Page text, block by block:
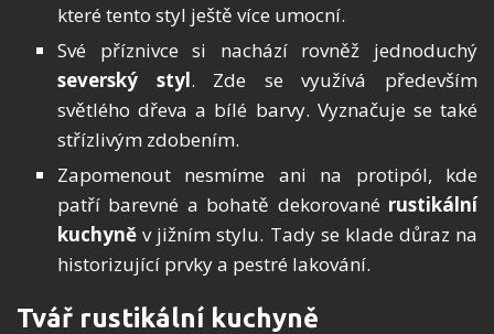
které tento styl ještě více umocní.
Své příznivce si nachází rovněž jednoduchý
severský styl. Zde se využívá především
světlého dřeva a bílé barvy. Vyznačuje se také
střízlivým zdobením.
Zapomenout nesmíme ani na protipól, kde
patří barevné a bohatě dekorované rustikální
kuchyně v jižním stylu. Tady se klade důraz na
historizující prvky a pestré lakování.
Tvář rustikální kuchyně